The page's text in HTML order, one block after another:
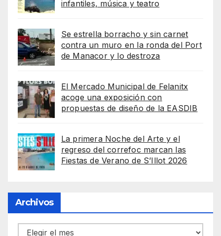
infantiles, música y teatro
Se estrella borracho y sin carnet
contra un muro en la ronda del Port
de Manacor y lo destroza
El Mercado Municipal de Felanitx
acoge una exposición con
propuestas de diseño de la EASDIB
La primera Noche del Arte y el
regreso del correfoc marcan las
Fiestas de Verano de S’Illot 2026
Archivos
Archivos